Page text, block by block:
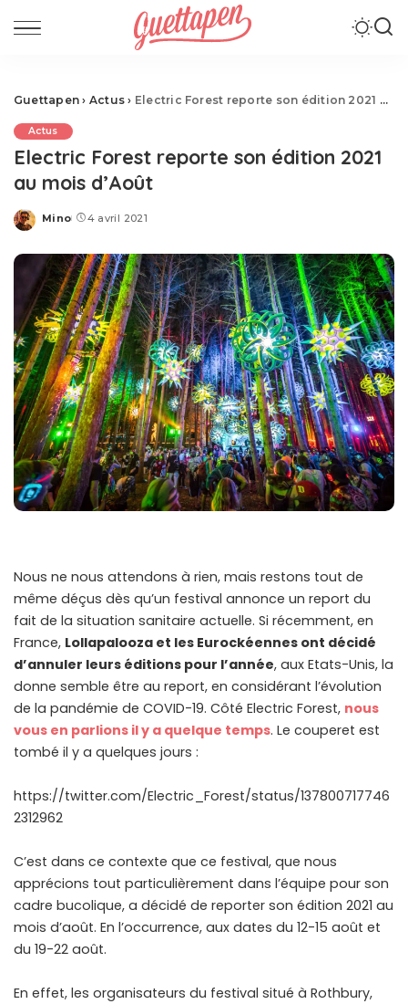
Guettapen › Actus › Electric Forest reporte son édition 2021 au mois d’Août
Actus
Electric Forest reporte son édition 2021
au mois d’Août
Posted
Mino 4 avril 2021
Nous ne nous attendons à rien, mais restons tout de
même déçus dès qu’un festival annonce un report du
fait de la situation sanitaire actuelle. Si récemment, en
France, Lollapalooza et les Eurockéennes ont décidé
d’annuler leurs éditions pour l’année, aux Etats-Unis, la
donne semble être au report, en considérant l’évolution
de la pandémie de COVID-19. Côté Electric Forest, nous
vous en parlions il y a quelque temps. Le couperet est
tombé il y a quelques jours :
https://twitter.com/Electric_Forest/status/137800717746
2312962
C’est dans ce contexte que ce festival, que nous
apprécions tout particulièrement dans l’équipe pour son
cadre bucolique, a décidé de reporter son édition 2021 au
mois d’août. En l’occurrence, aux dates du 12-15 août et
du 19-22 août.
En effet, les organisateurs du festival situé à Rothbury,